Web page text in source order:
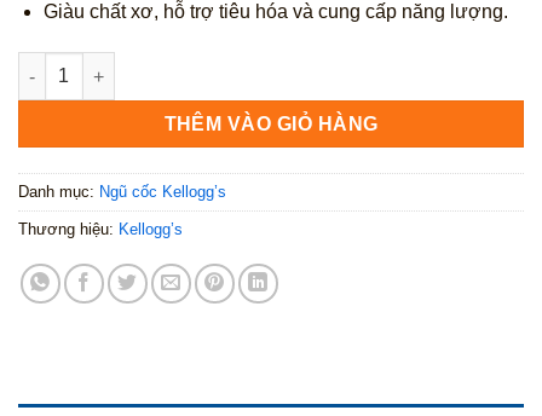
Giàu chất xơ, hỗ trợ tiêu hóa và cung cấp năng lượng.
Kellogg’s Mueslix Harvest Fruit 355g số lượng
THÊM VÀO GIỎ HÀNG
Danh mục: Ngũ cốc Kellogg’s
Thương hiệu: Kellogg’s